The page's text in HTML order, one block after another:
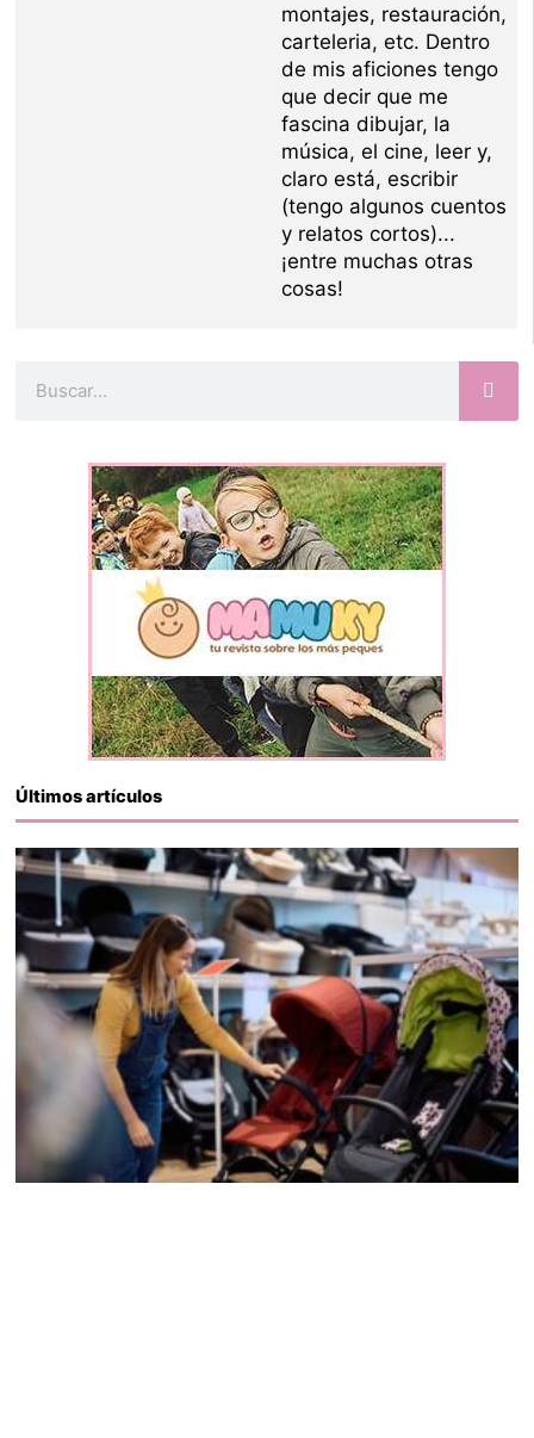
montajes, restauración,
carteleria, etc. Dentro
de mis aficiones tengo
que decir que me
fascina dibujar, la
música, el cine, leer y,
claro está, escribir
(tengo algunos cuentos
y relatos cortos)...
¡entre muchas otras
cosas!
Últimos artículos